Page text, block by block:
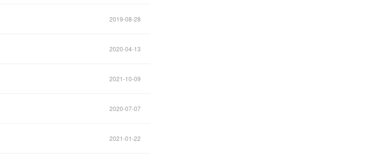
2019-08-28
2020-04-13
2021-10-09
2020-07-07
2021-01-22